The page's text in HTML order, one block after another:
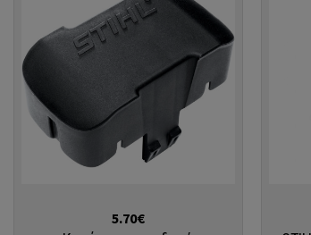
ΠΛΗΚΤΡΟΛΟΓΉΣΤΕ ΑΥΤΌ ΠΟΥ ΑΝΑΖΗΤΕΊΤΕ ΚΑΙ ΠΑΤΉΣΤΕ ENTER
5.70€